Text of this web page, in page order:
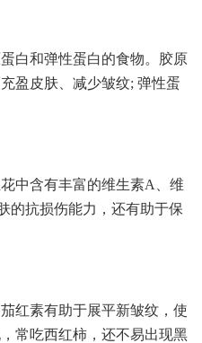
白和弹性蛋白的食物。胶原
盈皮肤、减少皱纹; 弹性蛋
中含有丰富的维生素A、维
的抗损伤能力，还有助于保
红素有助于展平新皱纹，使
常吃西红柿，还不易出现黑